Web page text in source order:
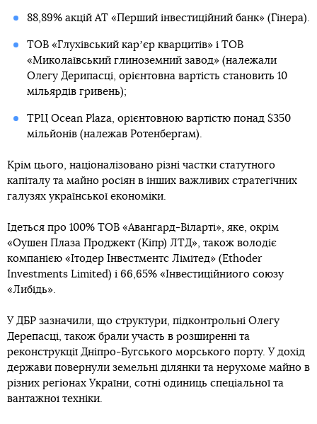
88,89% акцій АТ «Перший інвестиційний банк» (Гінера).
ТОВ «Глухівський карʼєр кварцитів» і ТОВ
«Миколаївський глиноземний завод» (належали
Олегу Дерипасці, орієнтовна вартість становить 10
мільярдів гривень);
ТРЦ Ocean Plaza, орієнтовною вартістю понад $350
мільйонів (належав Ротенбергам).
Крім цього, націоналізовано різні частки статутного
капіталу та майно росіян в інших важливих стратегічних
галузях української економіки.
Ідеться про 100% ТОВ «Авангард-Віларті», яке, окрім
«Оушен Плаза Проджект (Кіпр) ЛТД», також володіє
компанією «Ітодер Інвестментс Лімітед» (Ethoder
Investments Limited) і 66,65% «Інвестиційниого союзу
«Либідь».
У ДБР зазначили, що структури, підконтрольні Олегу
Дерепасці, також брали участь в розширенні та
реконструкції Дніпро-Бугського морського порту. У дохід
держави повернули земельні ділянки та нерухоме майно в
різних регіонах України, сотні одиниць спеціальної та
вантажної техніки.